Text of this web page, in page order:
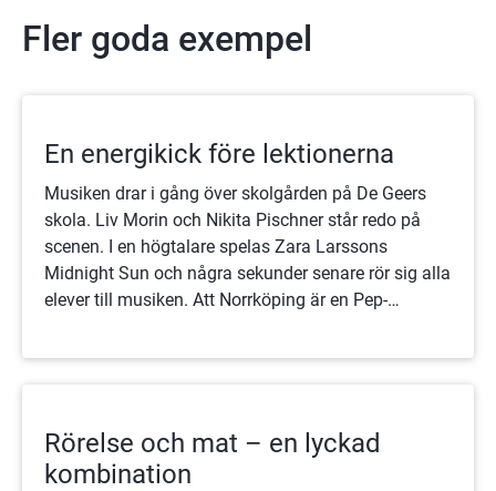
Fler goda exempel
En energikick före lektionerna
Musiken drar i gång över skolgården på De Geers
skola. Liv Morin och Nikita Pischner står redo på
scenen. I en högtalare spelas Zara Larssons
Midnight Sun och några sekunder senare rör sig alla
elever till musiken. Att Norrköping är en Pep-
Rörelse och mat – en lyckad
kombination